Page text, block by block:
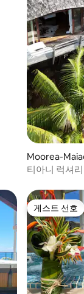
Moorea-
티아니 럭셔
게스트 선호
게스트 선호